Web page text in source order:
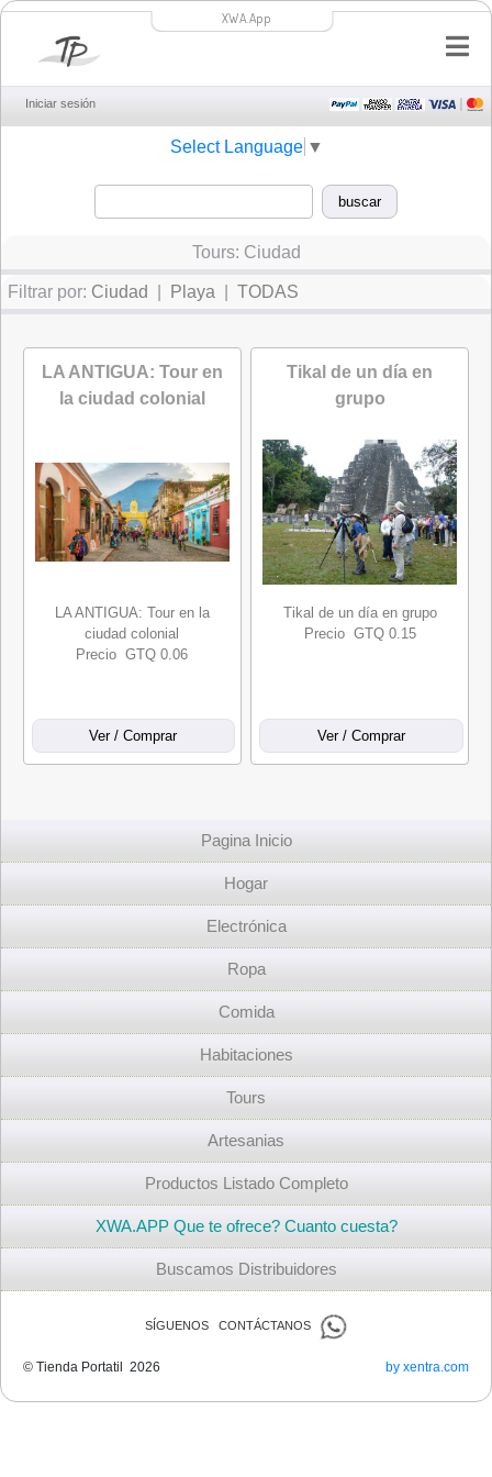
XWA.App
Iniciar sesión
Select Language ▼
Tours: Ciudad
Filtrar por: Ciudad Playa TODAS
LA ANTIGUA: Tour en
la ciudad colonial
LA ANTIGUA: Tour en la
ciudad colonial
Precio GTQ 0.06
Tikal de un día en
grupo
Tikal de un día en grupo
Precio GTQ 0.15
Pagina Inicio
Hogar
Electrónica
Ropa
Comida
Habitaciones
Tours
Artesanias
Productos Listado Completo
XWA.APP Que te ofrece? Cuanto cuesta?
Buscamos Distribuidores
SÍGUENOS CONTÁCTANOS
© Tienda Portatil 2026 by xentra.com